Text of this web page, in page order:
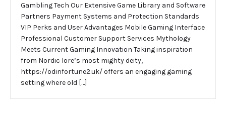
Gambling Tech Our Extensive Game Library and Software
Partners Payment Systems and Protection Standards
VIP Perks and User Advantages Mobile Gaming Interface
Professional Customer Support Services Mythology
Meets Current Gaming Innovation Taking inspiration
from Nordic lore’s most mighty deity,
https://odinfortune2.uk/ offers an engaging gaming
setting where old […]